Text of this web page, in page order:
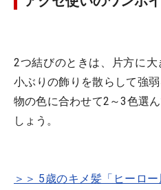
2つ結びのときは、片方に
小ぶりの飾りを散らして強
物の色に合わせて2～3色選
しょう。
＞＞ 5歳のキメ髪「ヒーロ